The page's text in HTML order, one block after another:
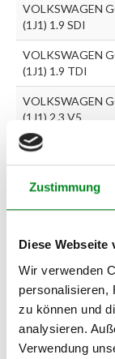
Zustimmung
Diese Webseite
Wir verwenden
personalisieren,
zu können und
analysieren.
Verwendung
VOLKSWAGEN
(1J1) 1.9 SDI
VOLKSWAGEN
(1J1) 1.9 TDI
VOLKSWAGEN
(1J1) 2.3 V5
VOLKSWAGEN
Kombi (1J5) 1.9
VOLKSWAGEN
Kombi (1J5) 1.9
VOLKSWAGEN
VOLKSWAGEN
BEETLE (9C1,
VOLKSWAGEN
BEETLE (9C1,